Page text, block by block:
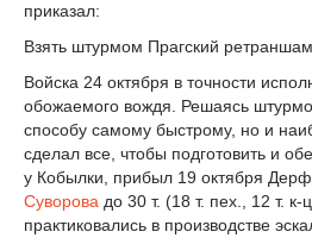
приказал:
Взять штурмом Прагский
Войска 24 октября в точности
обожаемого вождя. Решаясь
способу самому быстрому, но и
сделал все, чтобы подготовить и
у Кобылки, прибыл 19 октября
Суворова до 30 т. (18 т. пех., 12 т.
практиковались в производстве